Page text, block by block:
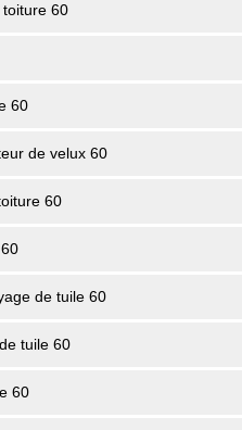
toiture 60
60
de velux 60
60
de tuile 60
tuile 60
60